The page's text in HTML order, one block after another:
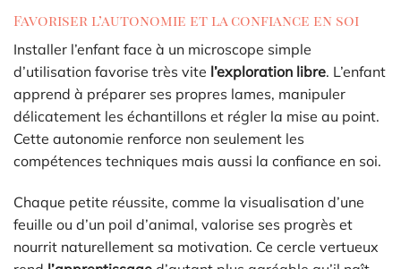
Favoriser l’autonomie et la confiance en soi
Installer l’enfant face à un microscope simple
d’utilisation favorise très vite l’exploration libre. L’enfant
apprend à préparer ses propres lames, manipuler
délicatement les échantillons et régler la mise au point.
Cette autonomie renforce non seulement les
compétences techniques mais aussi la confiance en soi.
Chaque petite réussite, comme la visualisation d’une
feuille ou d’un poil d’animal, valorise ses progrès et
nourrit naturellement sa motivation. Ce cercle vertueux